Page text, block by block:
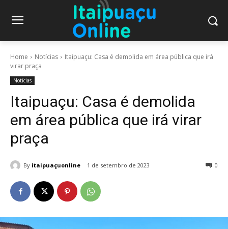
Home Notícias
Itaipuaçu: Casa é demolida em área pública que irá
virar praça
Notícias
Itaipuaçu: Casa é demolida
em área pública que irá virar
praça
By itaipuaçuonline 1 de setembro de 2023 0